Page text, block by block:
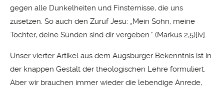
gegen alle Dunkelheiten und Finsternisse, die uns
zusetzen. So auch den Zuruf Jesu: „Mein Sohn, meine
Tochter, deine Sünden sind dir vergeben.“ (Markus 2,5)[iv]
Unser vierter Artikel aus dem Augsburger Bekenntnis ist in
der knappen Gestalt der theologischen Lehre formuliert.
Aber wir brauchen immer wieder die lebendige Anrede,